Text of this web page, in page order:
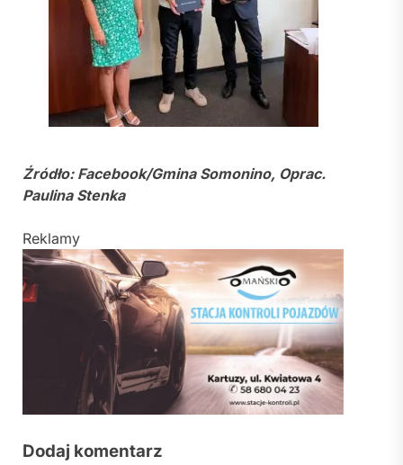
Źródło: Facebook/Gmina Somonino, Oprac.
Paulina Stenka
Reklamy
Dodaj komentarz